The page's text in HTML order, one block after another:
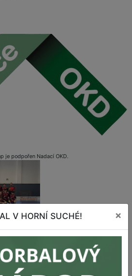
je podpořen Nadací OKD.
V HORNÍ SUCHÉ! ×